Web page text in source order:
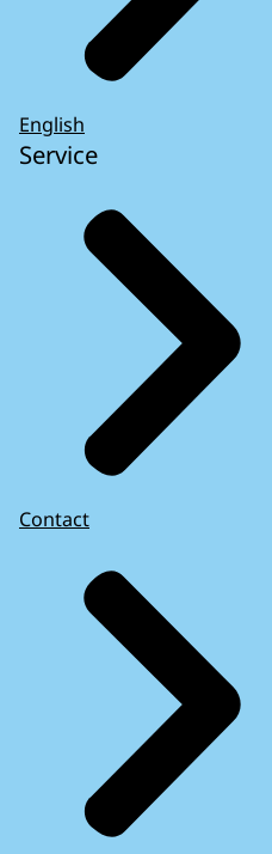
English
Service
Contact